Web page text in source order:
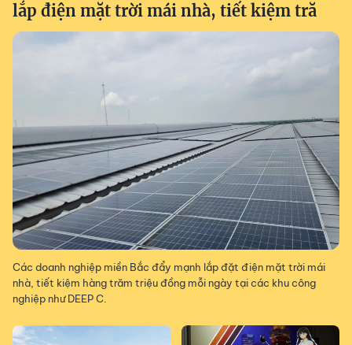
lắp điện mặt trời mái nhà, tiết kiệm tră
Các doanh nghiệp miền Bắc đẩy mạnh lắp đặt điện mặt trời mái
nhà, tiết kiệm hàng trăm triệu đồng mỗi ngày tại các khu công
nghiệp như DEEP C.